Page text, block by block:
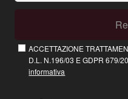
ACCETTAZIONE
D.L. N.196/03 E GDPR 679/
informativa